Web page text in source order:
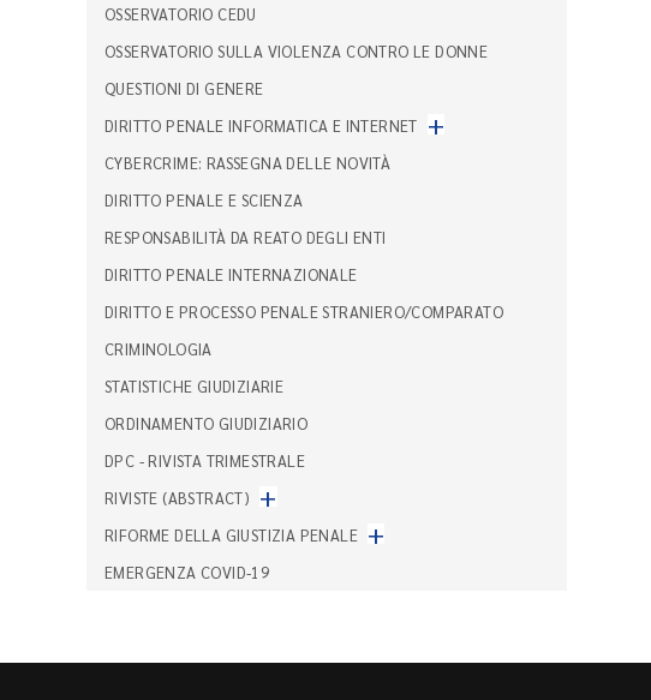
OSSERVATORIO CEDU
OSSERVATORIO SULLA VIOLENZA CONTRO LE DONNE
QUESTIONI DI GENERE
DIRITTO PENALE INFORMATICA E INTERNET +
CYBERCRIME: RASSEGNA DELLE NOVITÀ
DIRITTO PENALE E SCIENZA
RESPONSABILITÀ DA REATO DEGLI ENTI
DIRITTO PENALE INTERNAZIONALE
DIRITTO E PROCESSO PENALE STRANIERO/COMPARATO
CRIMINOLOGIA
STATISTICHE GIUDIZIARIE
ORDINAMENTO GIUDIZIARIO
DPC - RIVISTA TRIMESTRALE
RIVISTE (ABSTRACT) +
RIFORME DELLA GIUSTIZIA PENALE +
EMERGENZA COVID-19